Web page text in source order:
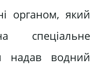
органом, який
спеціальне
надав водний